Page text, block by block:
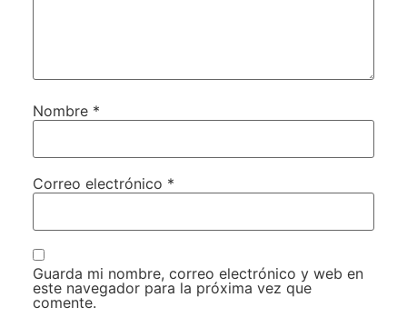
Nombre *
Correo electrónico *
Guarda mi nombre, correo electrónico y web en
este navegador para la próxima vez que
comente.